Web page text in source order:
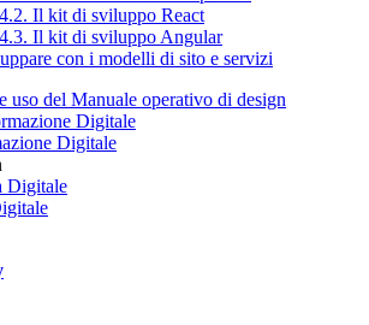
Il kit di sviluppo React
Il kit di sviluppo Angular
con i modelli di sito e servizi
uso del Manuale operativo di design
Digitale